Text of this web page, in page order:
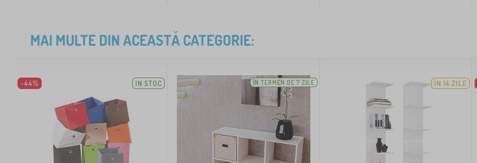
MAI MULTE DIN ACEASTĂ CATEGORIE:
-44% IN STOC ÎN TERMEN DE 7 ZILE ÎN 14 ZILE